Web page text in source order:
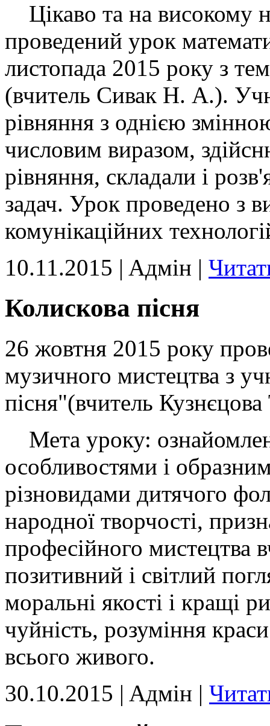
Цікаво та на високому
проведений урок
листопада 2015 року з
(вчитель Сивак Н. А.).
рівняння з однією
числовим виразом,
рівняння, складали і
задач. Урок проведено з
комунікаційних
10.11.2015 | Aдмін |
Колискова пісня
26 жовтня 2015 року
музичного мистецтва з
пісня"(вчитель
Мета уроку:
особливостями і
різновидами дитячого
народної творчості,
професійного мистецтва
позитивний і світлий
моральні якості і кращі
чуйність, розуміння
всього живого.
30.10.2015 | Aдмін |